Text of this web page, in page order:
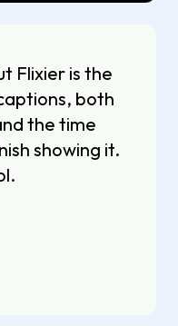
Flixier is the
both
the time
showing it.